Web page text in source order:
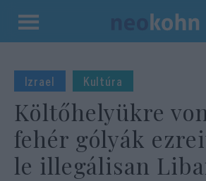
Kilépés
tartalomba
Izrael Kultúra
Költőhelyükre
fehér gólyák
le illegálisan